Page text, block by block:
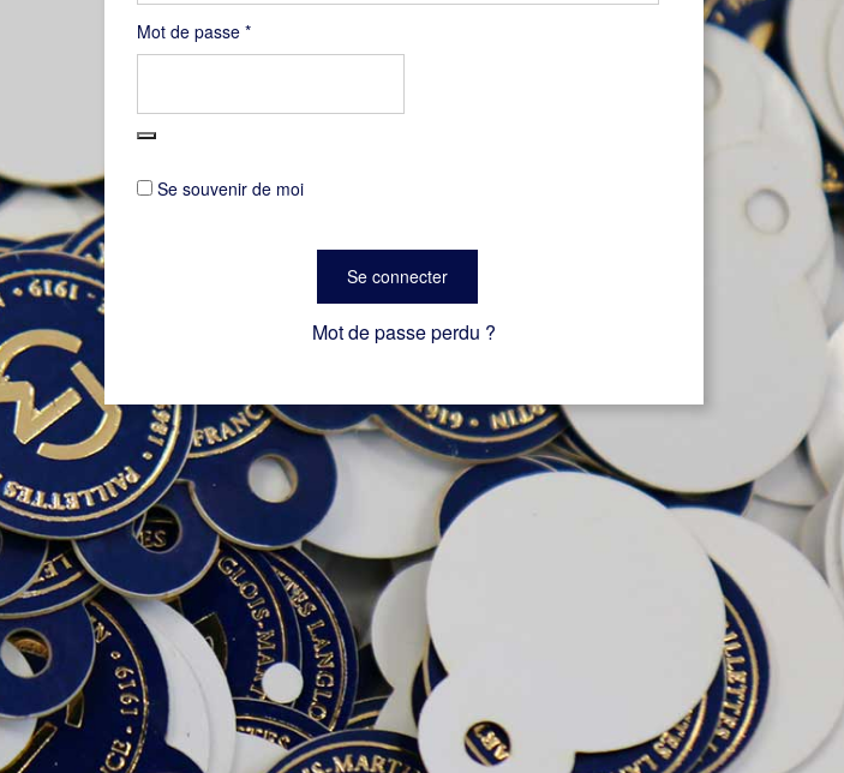
Mot de passe *Obligatoire
Se souvenir de moi
Se connecter
Mot de passe perdu ?